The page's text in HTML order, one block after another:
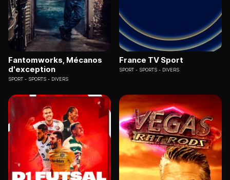
Fantomworks, Mécanos
d'exception
SPORT SPORTS - DIVERS
France TV Sport
SPORT SPORTS - DIVERS